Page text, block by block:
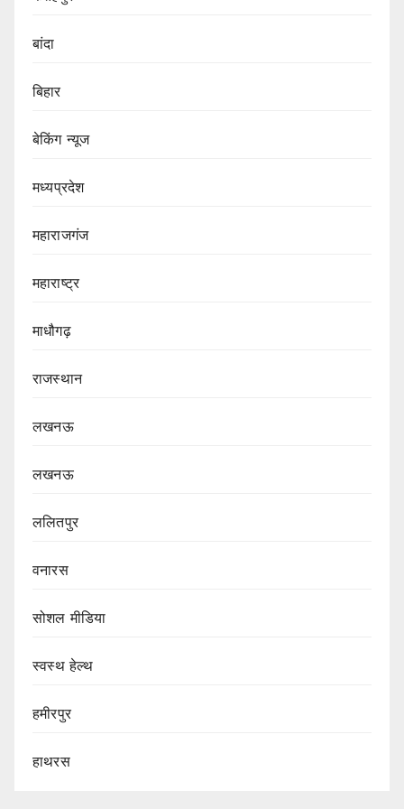
बांदा
बिहार
बेकिंग न्यूज
मध्यप्रदेश
महाराजगंज
महाराष्ट्र
माधौगढ़
राजस्थान
लखनऊ
लखनऊ
ललितपुर
वनारस
सोशल मीडिया
स्वस्थ हेल्थ
हमीरपुर
हाथरस